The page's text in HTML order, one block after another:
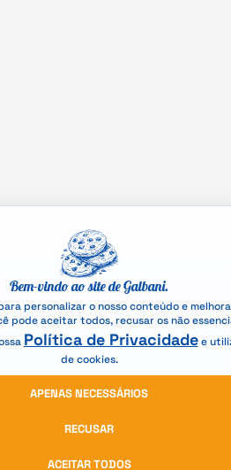
Bem-vindo ao site de Galbani.
personalizar o nosso conteúdo e
pode aceitar todos, recusar os não
Política de Privacidadee
de cookies.
APENAS NECESSÁRIOS
RECUSAR
ACEITAR TODOS